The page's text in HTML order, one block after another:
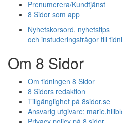
Prenumerera/Kundtjänst
8 Sidor som app
Nyhetskorsord, nyhetstips
och instuderingsfrågor till
Om 8 Sidor
Om tidningen 8 Sidor
8 Sidors redaktion
Tillgänglighet på 8sidor.se
Ansvarig utgivare: